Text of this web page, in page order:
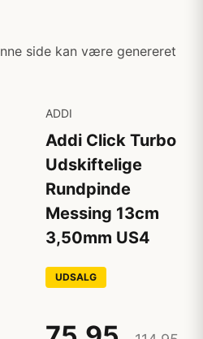
side kan være genereret
ADDI
Addi Click Turbo
Udskiftelige
Rundpinde
Messing 13cm
3,50mm US4
UDSALG